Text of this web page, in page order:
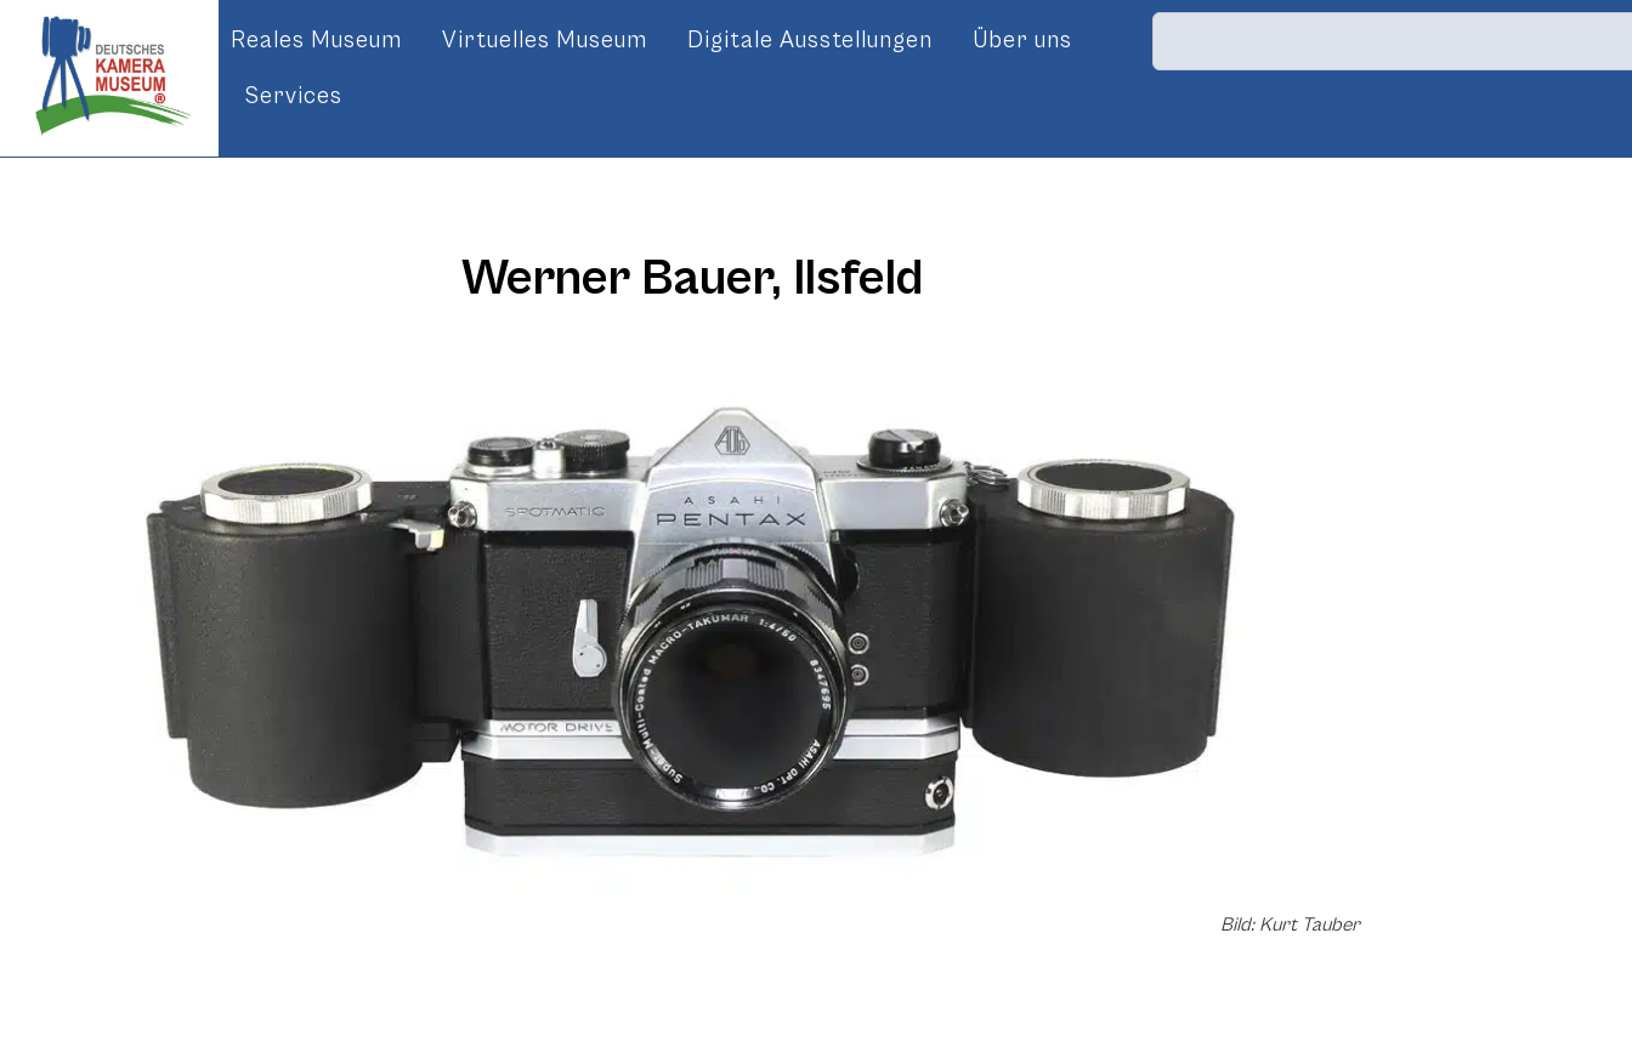
Reales Museum Virtuelles Museum Digitale Ausstellungen Über uns
Services
Werner Bauer, Ilsfeld
Bild: Kurt Tauber